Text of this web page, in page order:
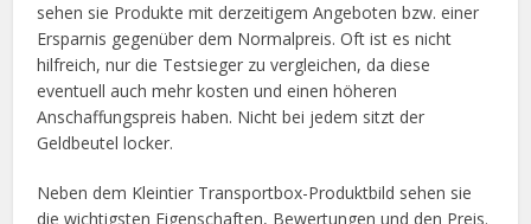
sehen sie Produkte mit derzeitigem Angeboten bzw. einer
Ersparnis gegenüber dem Normalpreis. Oft ist es nicht
hilfreich, nur die Testsieger zu vergleichen, da diese
eventuell auch mehr kosten und einen höheren
Anschaffungspreis haben. Nicht bei jedem sitzt der
Geldbeutel locker.
Neben dem Kleintier Transportbox-Produktbild sehen sie
die wichtigsten Eigenschaften, Bewertungen und den Preis.